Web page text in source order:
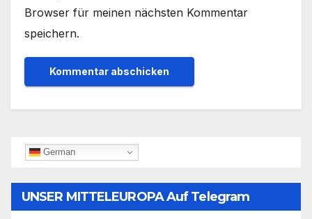
Browser für meinen nächsten Kommentar
speichern.
German
UNSER MITTELEUROPA Auf Telegram